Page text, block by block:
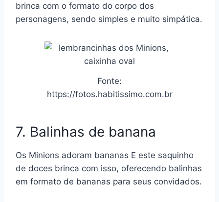
brinca com o formato do corpo dos
personagens, sendo simples e muito simpática.
Fonte:
https://fotos.habitissimo.com.br
7. Balinhas de banana
Os Minions adoram bananas E este saquinho
de doces brinca com isso, oferecendo balinhas
em formato de bananas para seus convidados.